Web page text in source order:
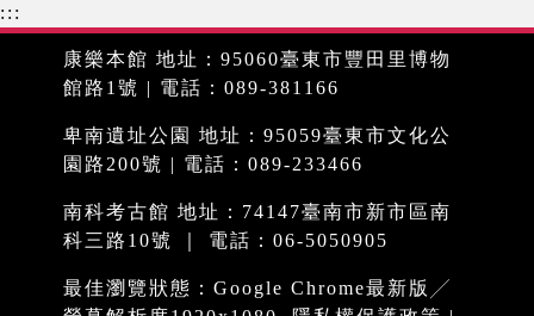
:::
康樂本館 地址：95060臺東市豐田里博物
館路1號 | 電話：089-381166
卑南遺址公園 地址：95059臺東市文化公
園路200號 | 電話：089-233466
南科考古館 地址：74147臺南市新市區南
科三路10號 ｜ 電話：06-5050905
最佳瀏覽狀態：Google Chrome最新版╱